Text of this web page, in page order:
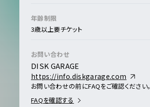
年齢制限
3歳以上要チケット
お問い合わせ
DISK GARAGE
https://info.diskgarage.com
お問い合わせの前にFAQをご確認ください。
FAQを確認する